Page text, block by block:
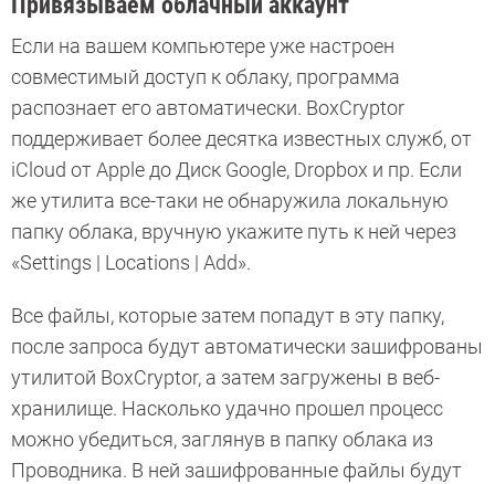
Если на вашем компьютере уже настроен
совместимый доступ к облаку, программа
распознает его автоматически. BoxCryptor
поддерживает более десятка известных служб, от
iCloud от Apple до Диск Google, Dropbox и пр. Если
же утилита все-таки не обнаружила локальную
папку облака, вручную укажите путь к ней через
«Settings | Locations | Add».
Все файлы, которые затем попадут в эту папку,
после запроса будут автоматически зашифрованы
утилитой BoxCryptor, а затем загружены в веб-
хранилище. Насколько удачно прошел процесс
можно убедиться, заглянув в папку облака из
Проводника. В ней зашифрованные файлы будут